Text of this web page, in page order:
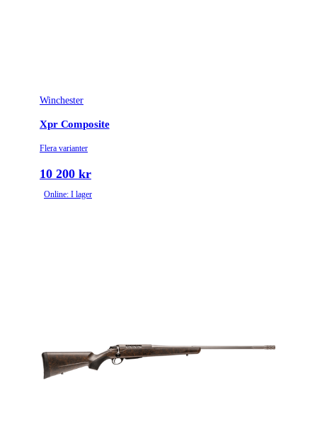
Winchester
Xpr Composite
Flera varianter
10 200 kr
Online: I lager